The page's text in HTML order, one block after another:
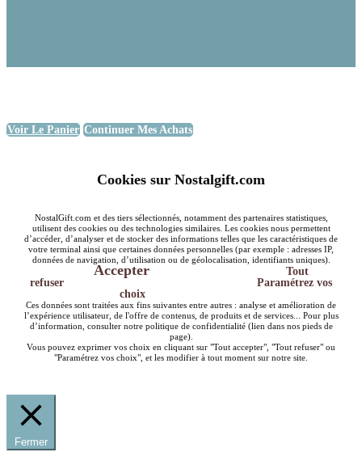
Voir Le Panier Continuer Mes Achats
Cookies sur Nostalgift.com
NostalGift.com et des tiers sélectionnés, notamment des partenaires statistiques,
utilisent des cookies ou des technologies similaires. Les cookies nous permettent
d’accéder, d’analyser et de stocker des informations telles que les caractéristiques de
votre terminal ainsi que certaines données personnelles (par exemple : adresses IP,
données de navigation, d’utilisation ou de géolocalisation, identifiants uniques).
Accepter
Tout
refuser
Paramétrez vos
choix
Ces données sont traitées aux fins suivantes entre autres : analyse et amélioration de
l’expérience utilisateur, de l'offre de contenus, de produits et de services... Pour plus
d’information, consulter notre politique de confidentialité (lien dans nos pieds de
page).
Vous pouvez exprimer vos choix en cliquant sur "Tout accepter", "Tout refuser" ou
"Paramétrez vos choix", et les modifier à tout moment sur notre site.
Fermer